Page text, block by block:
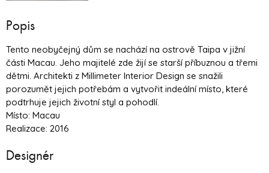
Popis
Tento neobyčejný dům se nachází na ostrově Taipa v jižní
části Macau. Jeho majitelé zde žijí se starší příbuznou a třemi
dětmi. Architekti z Millimeter Interior Design se snažili
porozumět jejich potřebám a vytvořit indeální místo, které
podtrhuje jejich životní styl a pohodlí.
Místo: Macau
Realizace: 2016
Designér